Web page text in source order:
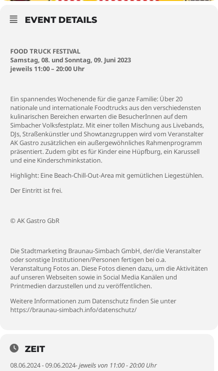
EVENT DETAILS
FOOD TRUCK FESTIVAL
Samstag, 08. und Sonntag, 09. Juni 2023
jeweils 11:00 – 20:00 Uhr
Ein spannendes Wochenende für die ganze Familie: Über 20
nationale und internationale Foodtrucks aus den verschiedensten
kulinarischen Bereichen erwarten die BesucherInnen auf dem
Simbacher Volksfestplatz. Mit einer tollen Mischung aus Livebands,
DJs, Straßenkünstler und Showtanzgruppen wird vom Veranstalter
AK Gastro zusätzlichen ein außergewöhnliches Rahmenprogramm
präsentiert. Zudem gibt es für Kinder eine Hüpfburg, ein Karussell
und eine Kinderschminkstation.
Highlight: Eine Beach-Chill-Out-Area mit gemütlichen Liegestühlen.
Der Eintritt ist frei.
© AK Gastro GbR
Die Stadtmarketing Braunau-Simbach GmbH, der/die Veranstalter
oder sonstige Institutionen/Personen fertigen bei o.a.
Veranstaltung Fotos an. Diese Fotos dienen dazu, um die Aktivitäten
auf unseren Webseiten sowie in Social Media Kanälen und
Printmedien darzustellen und zu veröffentlichen.
Weitere Informationen zum Datenschutz finden Sie unter
https://braunau-simbach.info/datenschutz/
ZEIT
08.06.2024 - 09.06.2024- jeweils von 11:00 - 20:00 Uhr